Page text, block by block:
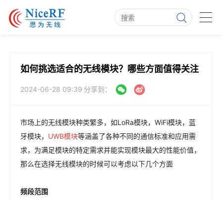
如何挑选适合的无线模块？哪些方面值得关注
2024-06-28 09:39 分享到：
市场上的无线模块种类繁多，如LoRa模块，WiFi模块，蓝
牙模块， UWB模块等涵盖了各种不同的通信标准和应用需
求，为满足模块的特定需求并能实现模块最大的性能价值，
那么在选择无线模块的时候可以考虑以下几个方面
频段范围